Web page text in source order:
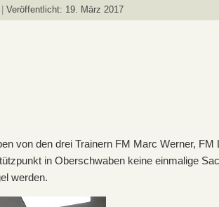
Veröffentlicht: 19. März 2017
von den drei Trainern FM Marc Werner,
in Oberschwaben keine einmalige
werden.